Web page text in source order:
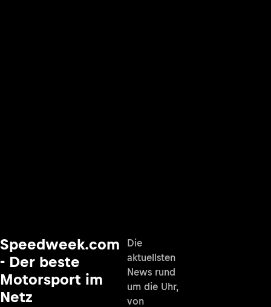
Speedweek.com
- Der beste
Motorsport im
Netz
Die
aktuellsten
News rund
um die Uhr,
von